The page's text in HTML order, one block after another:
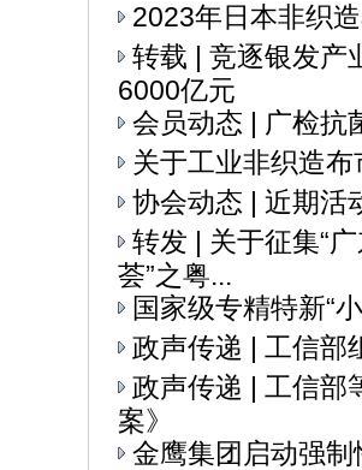
2023年日本非织
转载 | 竞逐银发产
6000亿元
会员动态 | 广检抗
关于工业非织造
协会动态 | 近期活
转发 | 关于征集“
荟”之粤...
国家级专精特新“
政声传递 | 工信部
政声传递 | 工信部
案》
金鹰集团启动强